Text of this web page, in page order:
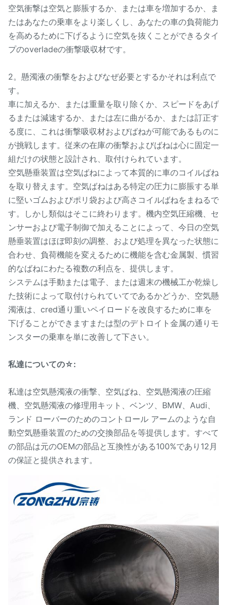
空気衝撃は空気と膨脹するか、または車を増加するか、ま
たはあなたの乗車をより楽しくし、あなたの車の負荷能力
を高めるために下げるように空気を抜くことができるタイ
プのoverladeの衝撃吸収材です。
2。懸濁液の衝撃をおよびなぜ必要とするかそれは利点で
す。
車に加えるか、または重量を取り除くか、スピードをあげ
るまたは減速するか、または左に曲がるか、または訂正す
る度に、これは衝撃吸収材およびばねが可能であるものに
が挑戦します。従来の在庫の衝撃およびばねは心に固定一
組だけの状態と設計され、取付けられています。
空気懸垂装置は空気ばねによって本質的に車のコイルばね
を取り替えます。空気ばねはある特定の圧力に膨脹する単
に堅いゴムおよびポリ袋および高さコイルばねをまねるで
す。しかし類似はそこに終わります。機内空気圧縮機、セ
ンサーおよび電子制御で加えることによって、今日の空気
懸垂装置はほぼ即刻の調整、および処理を異なった状態に
合わせ、負荷機能を変えるために機能を含む金属製、慣習
的なばねにわたる複数の利点を、提供します。
システムは手動または電子、または週末の機械工か乾燥し
た技術によって取付けられていてであるかどうか、空気懸
濁液は、cred通り重いペイロードを改良するために車を
下げることができますまたは型のデトロイト金属の通りモ
ンスターの乗車を単に改善して下さい。
私達についての☆:
私達は空気懸濁液の衝撃、空気ばね、空気懸濁液の圧縮
機、空気懸濁液の修理用キット、ベンツ、BMW、Audi、
ランド ローバーのためのコントロール アームのような自
動空気懸垂装置のための交換部品を等提供します。すべて
の部品は元のOEMの部品と互換性がある100%であり12月
の保証と提供されます。